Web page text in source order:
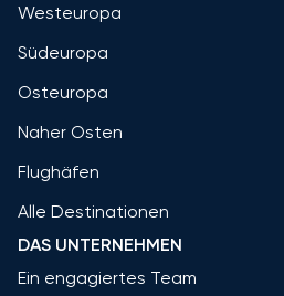
Westeuropa
Südeuropa
Osteuropa
Naher Osten
Flughäfen
Alle Destinationen
DAS UNTERNEHMEN
Ein engagiertes Team